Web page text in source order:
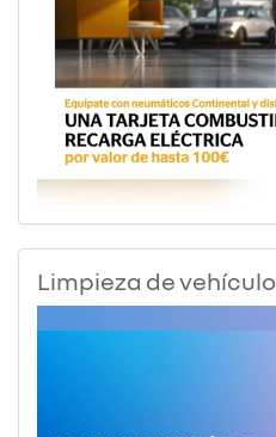
Limpieza de vehículo